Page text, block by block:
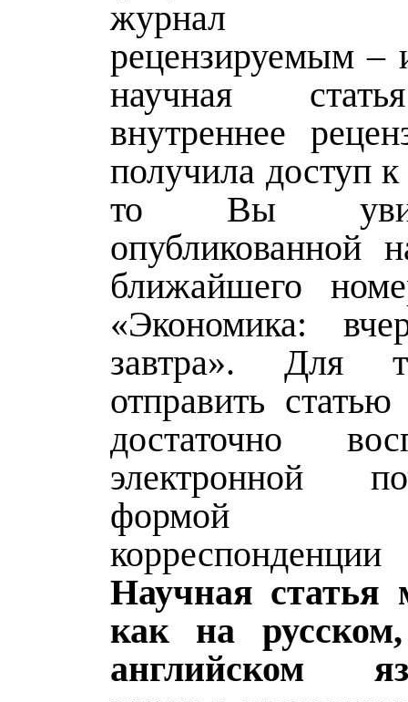
журнал
рецензируемым –
научная
внутреннее
получила доступ
то Вы
опубликованной
ближайшего
«Экономика:
завтра». Для
отправить
достаточно
электронной
формой
Научная статья
как на
английском